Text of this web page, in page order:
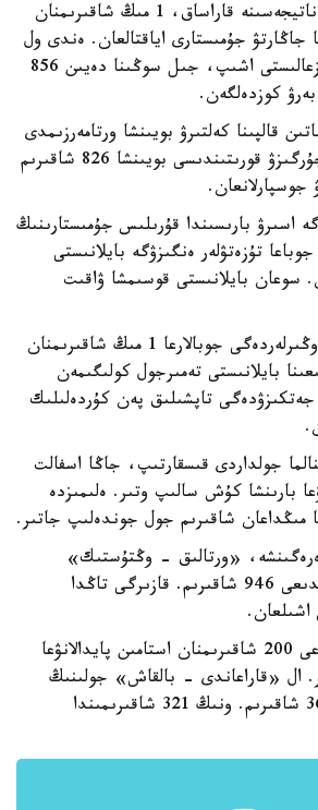
اتقارىلعان جۇمىستىڭ ناتيجەسىنە قاراساق، 1 مىڭ شاقىرىمنان
جاڭارتۋ جۇمىستارى اياقتالعان. ەندى ول
ۋچاسكەلەر بويىنشا قوزعالىستى اشىپ، جىل سوڭىنا دەيىن 856
بەرۋ كوزدەلگەن.
قالپىنا كەلتىرۋ بويىنشا ورتامەرزىمدى
جوندەۋ جۇمىستارىن جۇرگىزۋ قورىتىندىسى بويىنشا 826 شاقىرىم
جوسپارلانعان.
اسىرۋ بارىسىندا قۇرىلىس جۇمىستارىنىڭ
تۇزەتۋلەر ەنگىزۋگە بايلانىستى
سوعان بايلانىستى قوسىمشا ۋاقىت
اتاپ ايتقاندا، باتىس وڭىرلەردەگى جوبالارعا 1 مىڭ شاقىرىمنان
بايلانىستى تەمىرجول كولىگىمەن
جەتكىزۋدەگى تاپشىلىق پەن كۇردەلىلىك
جولداردى قىسقارتىپ، جاڭا اسفالت
بارىنشا كۇش سالىپ وتىر. ەلىمىزدە
مىڭداعان شاقىرىم جول جوندەلىپ جاتىر.
«ورتالىق - وڭتۇستىك»
ءدالىزى - جالپى ۇزىندىعى 946 شاقىرىم. قازىرگى تاڭدا
جىل سوڭىنا دەيىن تاعى 200 شاقىرىمنان استامىن پايدالانۋعا
ال «قاراعاندى - بالقاش» جولىنىڭ
جالپى ۇزىندىعى - 363 شاقىرىم. ونىڭ 321 شاقىرىمىندا